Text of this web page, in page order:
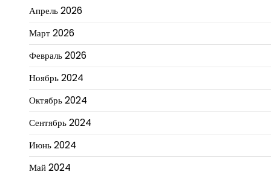
Апрель 2026
Март 2026
Февраль 2026
Ноябрь 2024
Октябрь 2024
Сентябрь 2024
Июнь 2024
Май 2024